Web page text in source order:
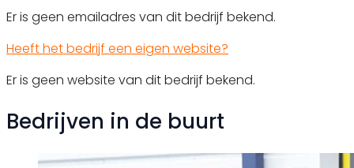
Er is geen emailadres van dit bedrijf bekend.
Heeft het bedrijf een eigen website?
Er is geen website van dit bedrijf bekend.
Bedrijven in de buurt